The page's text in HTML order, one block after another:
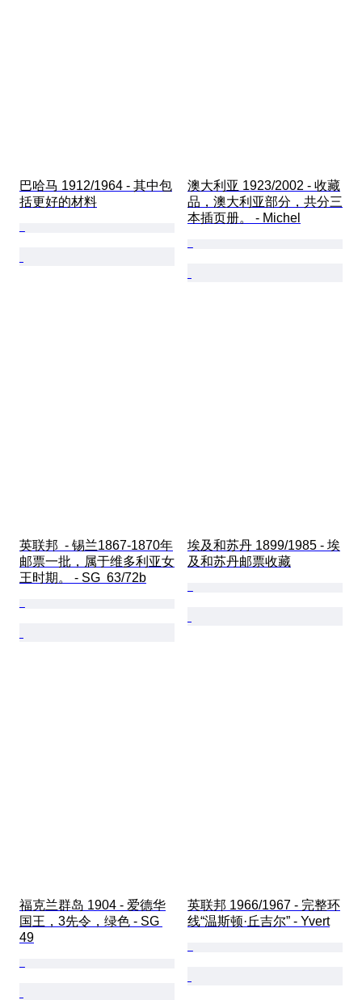
巴哈马 1912/1964 - 其中包
括更好的材料
澳大利亚 1923/2002 - 收藏
品，澳大利亚部分，共分三
本插页册。 - Michel
英联邦  - 锡兰1867-1870年
邮票一批，属于维多利亚女
王时期。 - SG  63/72b
埃及和苏丹 1899/1985 - 埃
及和苏丹邮票收藏
福克兰群岛 1904 - 爱德华
国王，3先令，绿色 - SG
49
英联邦 1966/1967 - 完整环
线“温斯顿·丘吉尔” - Yvert